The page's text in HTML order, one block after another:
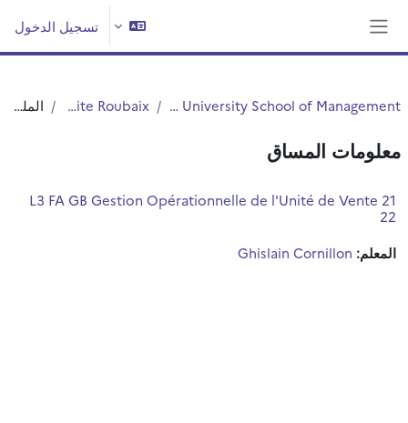
تسجيل الدخول
IAE Lille - University School of Management
IAE, site Roubaix الملخص
معلومات المساق
L3 FA GB Gestion Opérationnelle de l'Unité de Vente 21
22
المعلم: Ghislain Cornillon